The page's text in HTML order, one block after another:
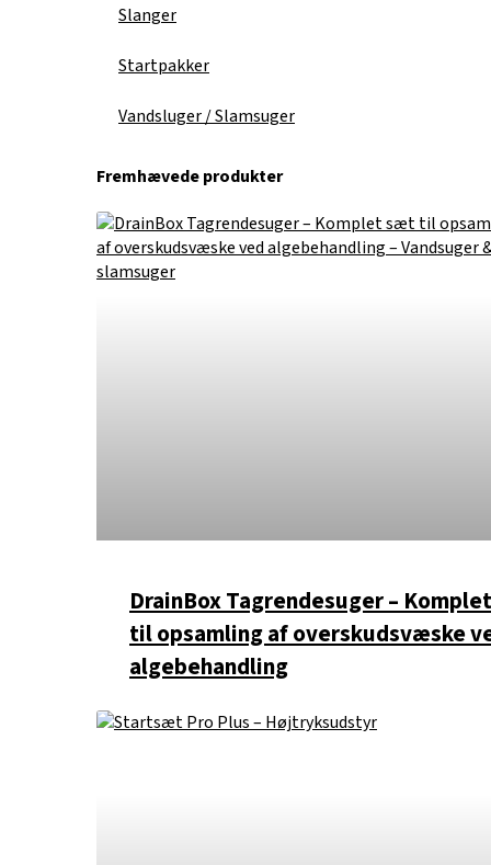
Slanger
Startpakker
Vandsluger / Slamsuger
Fremhævede produkter
DrainBox Tagrendesuger –
til opsamling af overskudsvæske
algebehandling